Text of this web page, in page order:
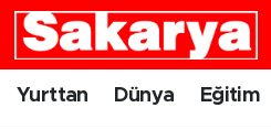
Yurttan Dünya Eğitim
Yurttan
Eskişehir Nöbetçi